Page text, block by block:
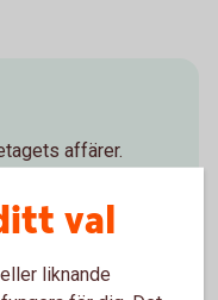
affärer.
val
liknande